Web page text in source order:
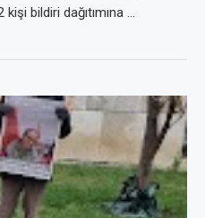
kişi bildiri dağıtımına …